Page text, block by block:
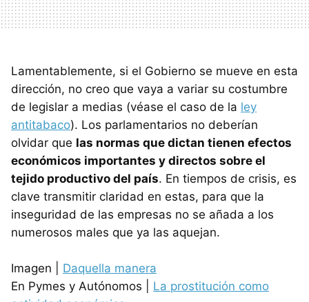
Lamentablemente, si el Gobierno se mueve en esta
dirección, no creo que vaya a variar su costumbre
de legislar a medias (véase el caso de la ley
antitabaco). Los parlamentarios no deberían
olvidar que las normas que dictan tienen efectos
económicos importantes y directos sobre el
tejido productivo del país. En tiempos de crisis, es
clave transmitir claridad en estas, para que la
inseguridad de las empresas no se añada a los
numerosos males que ya las aquejan.
Imagen | Daquella manera
En Pymes y Autónomos | La prostitución como